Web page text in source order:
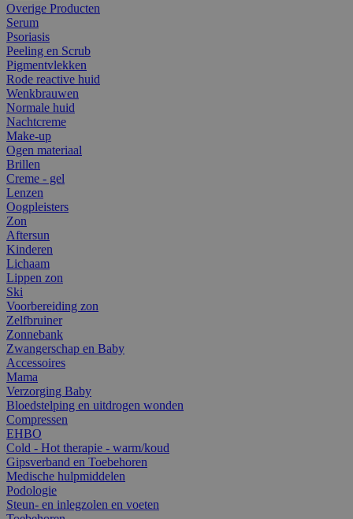
Overige Producten
Serum
Psoriasis
Peeling en Scrub
Pigmentvlekken
Rode reactive huid
Wenkbrauwen
Normale huid
Nachtcreme
Make-up
Ogen materiaal
Brillen
Creme - gel
Lenzen
Oogpleisters
Zon
Aftersun
Kinderen
Lichaam
Lippen zon
Ski
Voorbereiding zon
Zelfbruiner
Zonnebank
Zwangerschap en Baby
Accessoires
Mama
Verzorging Baby
Bloedstelping en uitdrogen wonden
Compressen
EHBO
Cold - Hot therapie - warm/koud
Gipsverband en Toebehoren
Medische hulpmiddelen
Podologie
Steun- en inlegzolen en voeten